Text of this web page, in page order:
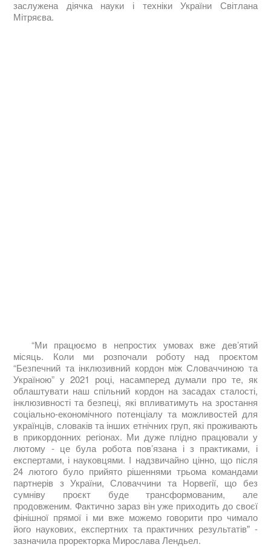
заслужена діячка науки і техніки України Світлана
Мітряєва.
“Ми працюємо в непростих умовах вже дев’ятий
місяць. Коли ми розпочали роботу над проєктом
“Безпечний та інклюзивний кордон між Словаччиною та
Україною” у 2021 році, насамперед думали про те, як
облаштувати наш спільний кордон на засадах сталості,
інклюзивності та безпеці, які впливатимуть на зростання
соціально-економічного потенціалу та можливостей для
українців, словаків та інших етнічних груп, які проживають
в прикордонних регіонах. Ми дуже плідно працювали у
лютому - це була робота пов’язана і з практиками, і
експертами, і науковцями. І надзвичайно цінно, що після
24 лютого було прийято рішеннями трьома командами
партнерів з України, Словаччини та Норвегії, що без
сумніву проєкт буде трансформованим, але
продовженим. Фактично зараз він уже приходить до своєї
фінішної прямої і ми вже можемо говорити про чимало
його наукових, експертних та практичних результатів" -
зазначила проректорка Мирослава Лендьел.